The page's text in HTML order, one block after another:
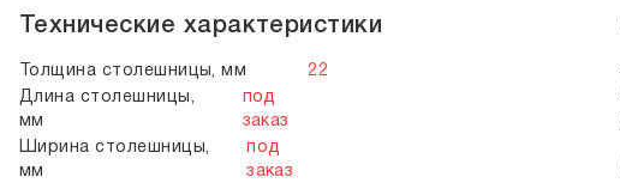
Технические характеристики
Толщина столешницы, мм
22
Длина столешницы,
мм
под
заказ
Ширина столешницы,
мм
под
заказ